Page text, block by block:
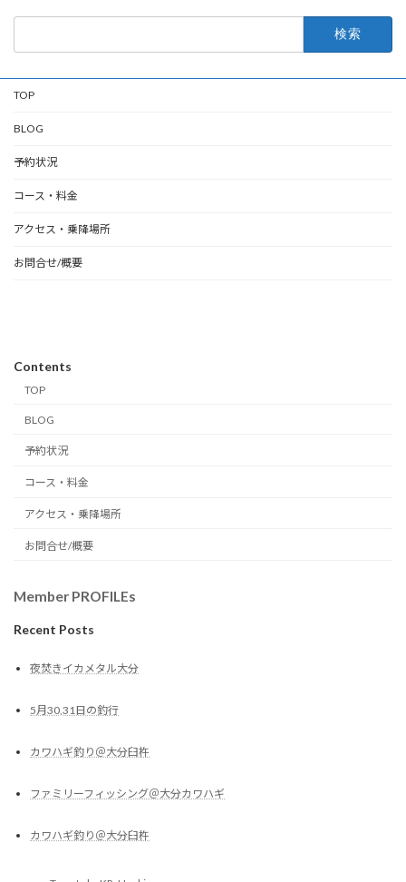
TOP
BLOG
予約状況
コース・料金
アクセス・乗降場所
お問合せ/概要
Contents
TOP
BLOG
予約状況
コース・料金
アクセス・乗降場所
お問合せ/概要
Member PROFILEs
Recent Posts
夜焚きイカメタル大分
5月30,31日の釣行
カワハギ釣り＠大分臼杵
ファミリーフィッシング＠大分カワハギ
カワハギ釣り＠大分臼杵